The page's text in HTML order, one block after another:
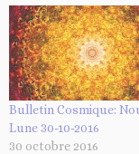
r
g
e
m
e
n
Bulletin Cosmique:
Lune 30-10-2016
30 octobre 2016